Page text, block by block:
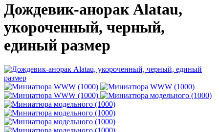
Дождевик-анорак Alatau,
укороченный, черный,
единый размер